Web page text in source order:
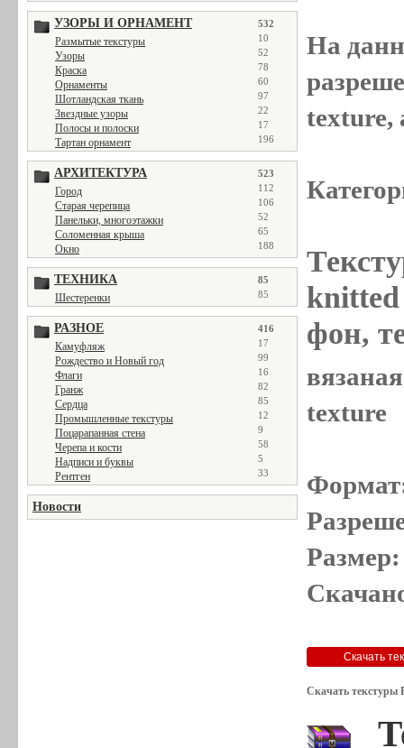
УЗОРЫ И ОРНАМЕНТ 532
Размытые текстуры 10
Узоры 52
Краска 78
Орнаменты 60
Шотландская ткань 97
Звездные узоры 22
Полосы и полоски 17
Тартан орнамент 196
АРХИТЕКТУРА 523
Город 112
Старая черепица 106
Панельки, многоэтажки 52
Соломенная крыша 65
Окно 188
ТЕХНИКА 85
Шестеренки 85
РАЗНОЕ 416
Камуфляж 17
Рождество и Новый год 99
Флаги 16
Гранж 82
Сердца 85
Промышленные текстуры 12
Поцарапанная стена 9
Черепа и кости 58
Надписи и буквы 5
Рентген 33
Новости
На
texture,
фон,
texture
Скачать текстуры